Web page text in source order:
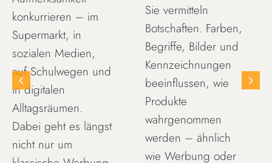
konkurrieren – im
Supermarkt, in
sozialen Medien,
auf Schulwegen und
in digitalen
Alltagsräumen.
Dabei geht es längst
nicht nur um
Sie vermitteln
Botschaften. Farben,
Begriffe, Bilder und
Kennzeichnungen
beeinflussen, wie
Produkte
wahrgenommen
werden – ähnlich
wie Werbung oder